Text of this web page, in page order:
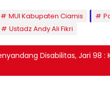
MUI Kabupaten Ciamis
Ustadz Andy Ali Fikri
Disabilitas, Jari 98 :